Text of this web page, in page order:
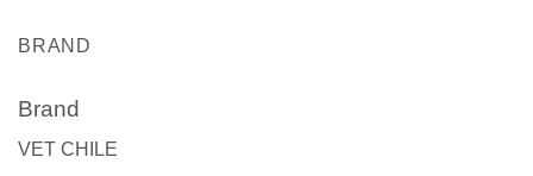
BRAND
Brand
VET CHILE